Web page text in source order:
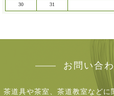
30 31
お問い合
茶道具や茶室、茶道教室など